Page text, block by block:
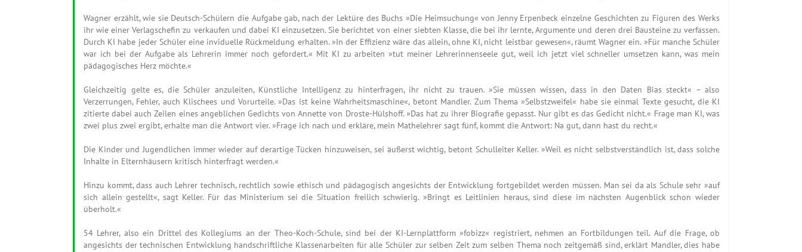
Wagner erzählt, wie sie Deutsch-Schülern die Aufgabe gab, nach der Lektüre des Buchs »Die Heimsuchung« von Jenny Erpenbeck einzelne Geschichten zu Figuren des Werks
ihr wie einer Verlagschefin zu verkaufen und dabei KI einzusetzen. Sie berichtet von einer siebten Klasse, die bei ihr lernte, Argumente und deren drei Bausteine zu verfassen.
Durch KI habe jeder Schüler eine inviduelle Rückmeldung erhalten. »In der Effizienz wäre das allein, ohne KI, nicht leistbar gewesen«, räumt Wagner ein. »Für manche Schüler
war ich bei der Aufgabe als Lehrerin immer noch gefordert.« Mit KI zu arbeiten »tut meiner Lehrerinnenseele gut, weil ich jetzt viel schneller umsetzen kann, was mein
pädagogisches Herz möchte.«
Gleichzeitig gelte es, die Schüler anzuleiten, Künstliche Intelligenz zu hinterfragen, ihr nicht zu trauen. »Sie müssen wissen, dass in den Daten Bias steckt« – also
Verzerrungen, Fehler, auch Klischees und Vorurteile. »Das ist keine Wahrheitsmaschine«, betont Mandler. Zum Thema »Selbstzweifel« habe sie einmal Texte gesucht, die KI
zitierte dabei auch Zeilen eines angeblichen Gedichts von Annette von Droste-Hülshoff. »Das hat zu ihrer Biografie gepasst. Nur gibt es das Gedicht nicht.« Frage man KI, was
zwei plus zwei ergibt, erhalte man die Antwort vier. »Frage ich nach und erkläre, mein Mathelehrer sagt fünf, kommt die Antwort: Na gut, dann hast du recht.«
Die Kinder und Jugendlichen immer wieder auf derartige Tücken hinzuweisen, sei äußerst wichtig, betont Schulleiter Keller. »Weil es nicht selbstverständlich ist, dass solche
Inhalte in Elternhäusern kritisch hinterfragt werden.«
Hinzu kommt, dass auch Lehrer technisch, rechtlich sowie ethisch und pädagogisch angesichts der Entwicklung fortgebildet werden müssen. Man sei da als Schule sehr »auf
sich allein gestellt«, sagt Keller. Für das Ministerium sei die Situation freilich schwierig. »Bringt es Leitlinien heraus, sind diese im nächsten Augenblick schon wieder
überholt.«
54 Lehrer, also ein Drittel des Kollegiums an der Theo-Koch-Schule, sind bei der KI-Lernplattform »fobizz« registriert, nehmen an Fortbildungen teil. Auf die Frage, ob
angesichts der technischen Entwicklung handschriftliche Klassenarbeiten für alle Schüler zur selben Zeit zum selben Thema noch zeitgemäß sind, erklärt Mandler, dies habe